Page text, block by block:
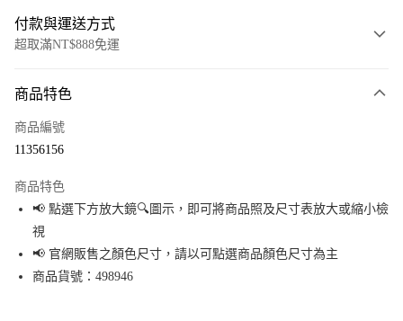
付款與運送方式
超取滿NT$888免運
信用卡一次付款
Apple Pay
街口支付
悠遊付
商品特色
商品編號
11356156
商品特色
📢 點選下方放大鏡🔍圖示，即可將商品照及尺寸表放大或縮小檢
視
📢 官網販售之顏色尺寸，請以可點選商品顏色尺寸為主
商品貨號：498946